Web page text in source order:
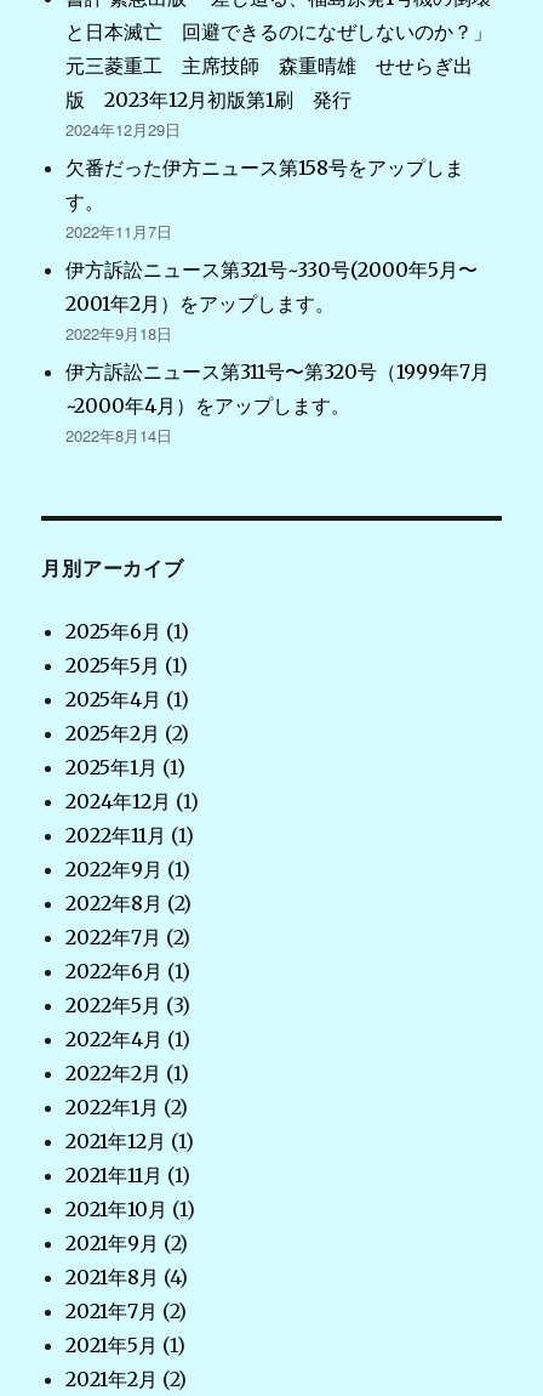
と日本滅亡 回避できるのになぜしないのか？」
元三菱重工 主席技師 森重晴雄 せせらぎ出
版 2023年12月初版第1刷 発行
2024年12月29日
欠番だった伊方ニュース第158号をアップしま
す。
2022年11月7日
伊方訴訟ニュース第321号~330号(2000年5月〜
2001年2月）をアップします。
2022年9月18日
伊方訴訟ニュース第311号〜第320号（1999年7月
~2000年4月）をアップします。
2022年8月14日
月別アーカイブ
2025年6月 (1)
2025年5月 (1)
2025年4月 (1)
2025年2月 (2)
2025年1月 (1)
2024年12月 (1)
2022年11月 (1)
2022年9月 (1)
2022年8月 (2)
2022年7月 (2)
2022年6月 (1)
2022年5月 (3)
2022年4月 (1)
2022年2月 (1)
2022年1月 (2)
2021年12月 (1)
2021年11月 (1)
2021年10月 (1)
2021年9月 (2)
2021年8月 (4)
2021年7月 (2)
2021年5月 (1)
2021年2月 (2)